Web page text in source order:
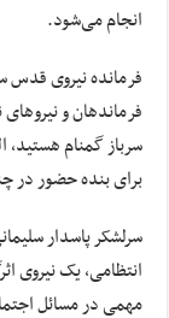
انجام می‌شود.
فرمانده نیروی قدس
فرماندهان و
سرباز گمنام هستید،
برای بنده حضور در
سرلشکر پاسدار
انتظامی، یک نیروی
مهمی در مسائل